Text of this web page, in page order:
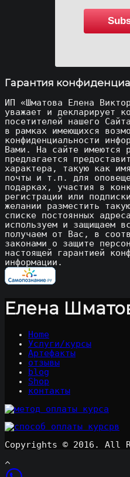
Гарантия
ИП «Шматова Елена
уважает и декларирует
посетителей нашего
в рамках имеющихся
конфиденциальности
Вами. На сайте имеются
предлагается
характера, такую как
почты и т.п. для
подарках, участия в
регистрации или
желании разместить
списке постоянных
используем и защищаем
получаем от Вас, в
законами о защите
настоящей гарантией
информации.
Елена
Home
Услуги/курсы
Артефакты
отзывы
blog
Shop
контакты
Copyrights © 2016. All